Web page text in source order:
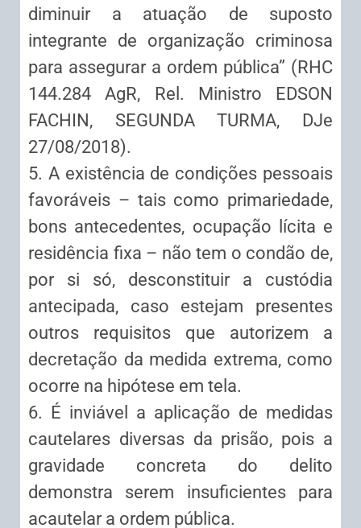
diminuir a atuação de suposto
integrante de organização criminosa
para assegurar a ordem pública” (RHC
144.284 AgR, Rel. Ministro EDSON
FACHIN, SEGUNDA TURMA, DJe
27/08/2018).
5. A existência de condições pessoais
favoráveis – tais como primariedade,
bons antecedentes, ocupação lícita e
residência fixa – não tem o condão de,
por si só, desconstituir a custódia
antecipada, caso estejam presentes
outros requisitos que autorizem a
decretação da medida extrema, como
ocorre na hipótese em tela.
6. É inviável a aplicação de medidas
cautelares diversas da prisão, pois a
gravidade concreta do delito
demonstra serem insuficientes para
acautelar a ordem pública.